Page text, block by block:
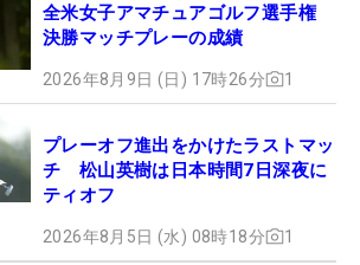
全米女子アマチュアゴルフ選手権
決勝マッチプレーの成績
2026年8月9日 (日) 17時26分 1
プレーオフ進出をかけたラストマッ
チ 松山英樹は日本時間7日深夜に
ティオフ
2026年8月5日 (水) 08時18分 1